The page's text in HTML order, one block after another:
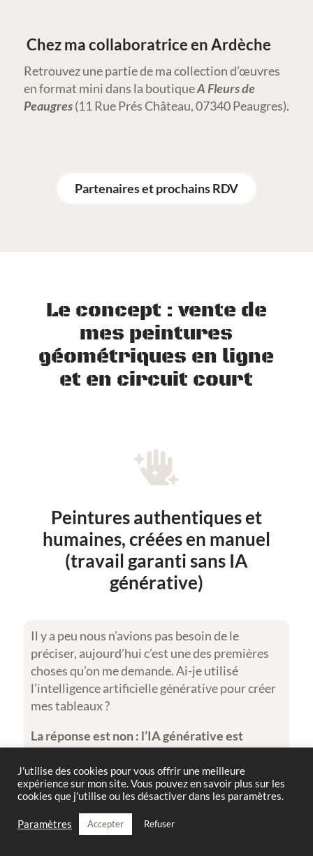
Chez ma collaboratrice en Ardèche
Retrouvez une partie de ma collection d’œuvres
en format mini dans la boutiqueA Fleurs de
Peaugres(11 Rue Prés Château, 07340 Peaugres).
Partenaires et prochains RDV
Le concept : vente de
mes peintures
géométriques en ligne
et en circuit court

Peintures authentiques et
humaines, créées en manuel
(travail garanti sans IA
générative)
Il y a peu nous n’avions pas besoin de le
préciser, aujourd’hui c’est une des premières
choses qu’on me demande. Ai-je utilisé
l’intelligence artificielle générative pour créer
mes tableaux ?
La réponse est non : l’IA générative est
totalement exclue de mon processus créatif,
je refuse de l’utiliser afin de préserver ma
créativité et l’authenticité de mes œuvres. Je
trace chaque forme avec mes petite mains
humaines, puis je les colore une à une, et enfin
j’en aligne les sommets, toujours
J'utilise des cookies pour vous offrir une meilleure
expérience sur mon site. Vous pouvez en savoir plus sur les
cookies que j'utilise ou les désactiver dans les paramètres.
Paramètres Accepter Refuser